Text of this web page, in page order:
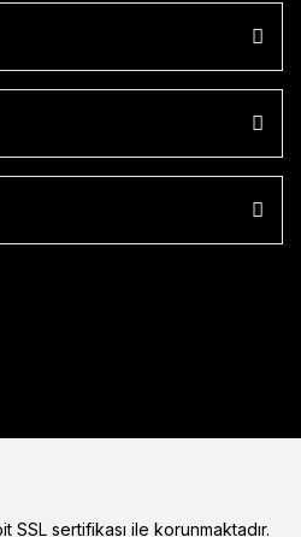
SSL sertifikası ile korunmaktadır.